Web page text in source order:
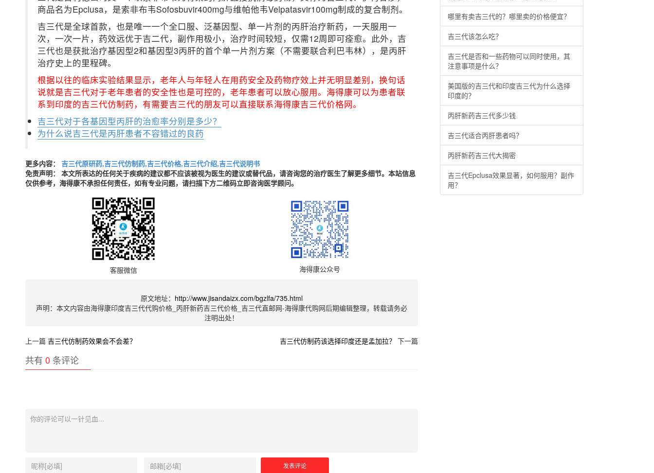
商品名为Epclusa，是索非布韦Sofosbuvir400mg与维帕他韦Velpatasvir100mg制成的复合制剂。
吉三代是全球首款，也是唯一一个全口服、泛基因型、单一片剂的丙肝治疗新药，一天服用一
次，一次一片，药效远优于吉二代，副作用极小，治疗时间较短，仅需12周即可痊愈。此外，吉
三代也是获批治疗基因型2和基因型3丙肝的首个单一片剂方案（不需要联合利巴韦林），是丙肝
治疗史上的里程碑。
根据以往的临床实验结果显示，老年人与年轻人在用药安全及药物疗效上并无明显差别，换句话
说就是吉三代对于老年患者的安全性也是可控的，老年患者可以放心服用。海得康可以为患者联
系到印度的吉三代仿制药，有需要吉三代的朋友可以直接联系海得康吉三代价格网。
吉三代对于各基因型丙肝的治愈率分别是多少？
为什么说吉三代是丙肝患者不容错过的良药
更多内容：
吉三代原研药,吉三代仿制药,吉三代价格,吉三代介绍,吉三代说明书
免责声明： 本文所表达的任何关于疾病的建议都不应该被视为医生的建议或替代品，请咨询您的治疗医生了解更多细节。本站信息
仅供参考，海得康不承担任何责任，如有专业问题，请扫描下方二维码立即咨询医学顾问。
客服微信 海得康公众号
原文地址： http://www.jisandaizx.com/bgzlfa/735.html
声明：本文内容由海得康印度吉三代代购价格_丙肝新药吉三代价格_吉三代直邮网-海得康代购网后期编辑整理，转载请务必
注明出处！
上一篇 吉三代仿制药效果会不会差？ 吉三代仿制药该选择印度还是孟加拉？ 下一篇
共有 0 条评论
哪里有卖吉三代的？哪里卖的价格便宜？
吉三代该怎么吃？
吉三代是否和一些药物可以同时使用，其
注意事项是什么？
美国版的吉三代和印度吉三代为什么选择
印度的？
丙肝新药吉三代多少钱
吉三代适合丙肝患者吗？
丙肝新药吉三代大揭密
吉三代Epclusa效果显著，如何服用？副作
用？